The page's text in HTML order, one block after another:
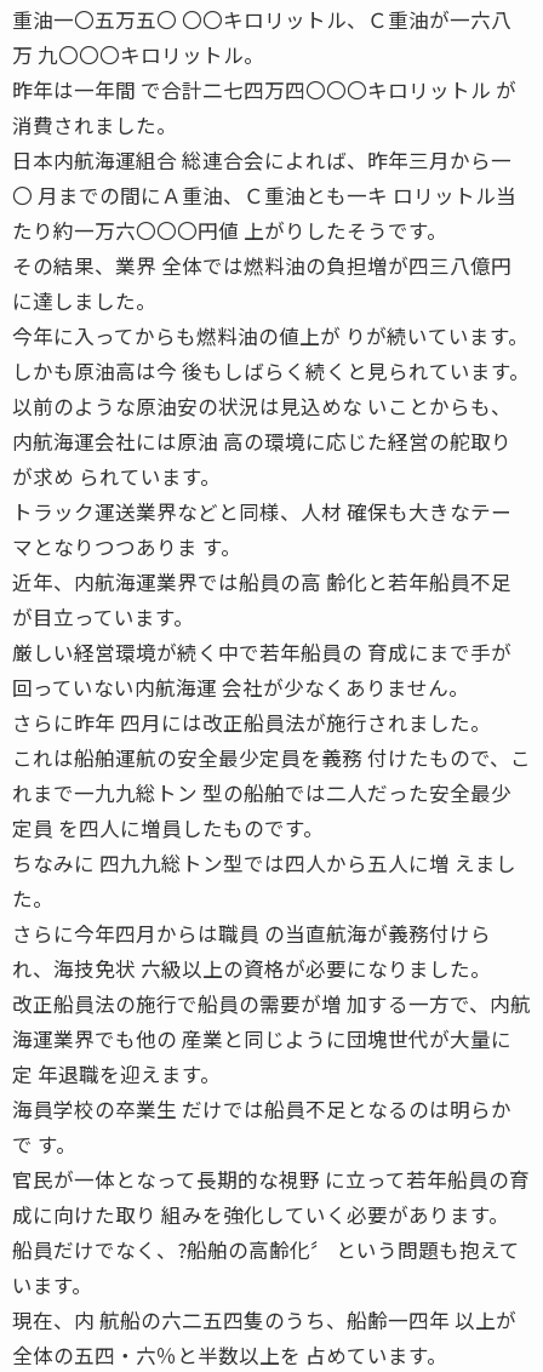
重油一〇五万五〇 〇〇キロリットル、Ｃ重油が一六八
万 九〇〇〇キロリットル。
昨年は一年間 で合計二七四万四〇〇〇キロリットル が
消費されました。
日本内航海運組合 総連合会によれば、昨年三月から一
〇 月までの間にＡ重油、Ｃ重油とも一キ ロリットル当
たり約一万六〇〇〇円値 上がりしたそうです。
その結果、業界 全体では燃料油の負担増が四三八億円
に達しました。
今年に入ってからも燃料油の値上が りが続いています。
しかも原油高は今 後もしばらく続くと見られています。
以前のような原油安の状況は見込めな いことからも、
内航海運会社には原油 高の環境に応じた経営の舵取り
が求め られています。
トラック運送業界などと同様、人材 確保も大きなテー
マとなりつつありま す。
近年、内航海運業界では船員の高 齢化と若年船員不足
が目立っています。
厳しい経営環境が続く中で若年船員の 育成にまで手が
回っていない内航海運 会社が少なくありません。
さらに昨年 四月には改正船員法が施行されました。
これは船舶運航の安全最少定員を義務 付けたもので、こ
れまで一九九総トン 型の船舶では二人だった安全最少
定員 を四人に増員したものです。
ちなみに 四九九総トン型では四人から五人に増 えまし
た。
さらに今年四月からは職員 の当直航海が義務付けら
れ、海技免状 六級以上の資格が必要になりました。
改正船員法の施行で船員の需要が増 加する一方で、内航
海運業界でも他の 産業と同じように団塊世代が大量に
定 年退職を迎えます。
海員学校の卒業生 だけでは船員不足となるのは明らか
で す。
官民が一体となって長期的な視野 に立って若年船員の育
成に向けた取り 組みを強化していく必要があります。
船員だけでなく、?船舶の高齢化〞 という問題も抱えて
います。
現在、内 航船の六二五四隻のうち、船齢一四年 以上が
全体の五四・六％と半数以上を 占めています。